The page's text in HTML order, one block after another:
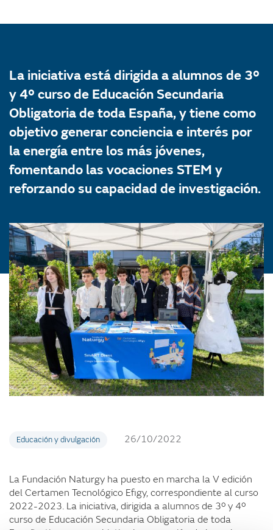
La iniciativa está dirigida a alumnos de 3º
y 4º curso de Educación Secundaria
Obligatoria de toda España, y tiene como
objetivo generar conciencia e interés por
la energía entre los más jóvenes,
fomentando las vocaciones STEM y
reforzando su capacidad de investigación.
Educación y divulgación 26/10/2022
La Fundación Naturgy ha puesto en marcha la V edición
del Certamen Tecnológico Efigy, correspondiente al curso
2022-2023. La iniciativa, dirigida a alumnos de 3º y 4º
curso de Educación Secundaria Obligatoria de toda